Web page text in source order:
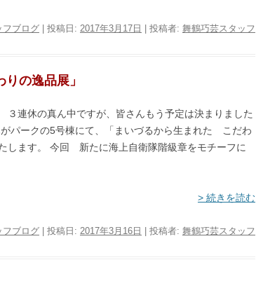
フブログ| 投稿日: 2017年3月17日 投稿者: 舞鶴巧芸スタッフ
の逸品展」
連休の真ん中ですが、皆さんもう予定は決まりました
パークの5号棟にて、「まいづるから生まれた こだわ
します。 今回 新たに海上自衛隊階級章をモチーフに
> 続きを読む
フブログ| 投稿日: 2017年3月16日 投稿者: 舞鶴巧芸スタッフ